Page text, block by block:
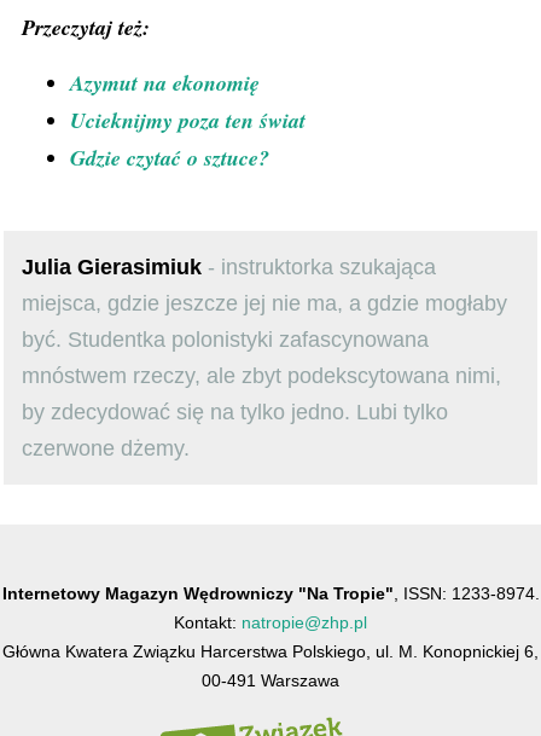
Przeczytaj też:
Azymut na ekonomię
Ucieknijmy poza ten świat
Gdzie czytać o sztuce?
Julia Gierasimiuk - instruktorka szukająca
miejsca, gdzie jeszcze jej nie ma, a gdzie mogłaby
być. Studentka polonistyki zafascynowana
mnóstwem rzeczy, ale zbyt podekscytowana nimi,
by zdecydować się na tylko jedno. Lubi tylko
czerwone dżemy.
Internetowy Magazyn Wędrowniczy "Na Tropie" , ISSN: 1233-8974.
Kontakt: natropie@zhp.pl
Główna Kwatera Związku Harcerstwa Polskiego, ul. M. Konopnickiej 6,
00-491 Warszawa